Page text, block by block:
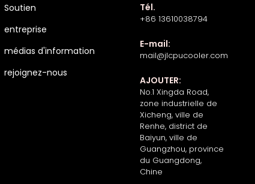
Soutien
entreprise
médias d'information
rejoignez-nous
Tél.
+86 13610038794
E-mail:
mail@jlcpucooler.com
AJOUTER:
No.1 Xingda Road,
zone industrielle de
Xicheng, ville de
Renhe, district de
Baiyun, ville de
Guangzhou, province
du Guangdong,
Chine